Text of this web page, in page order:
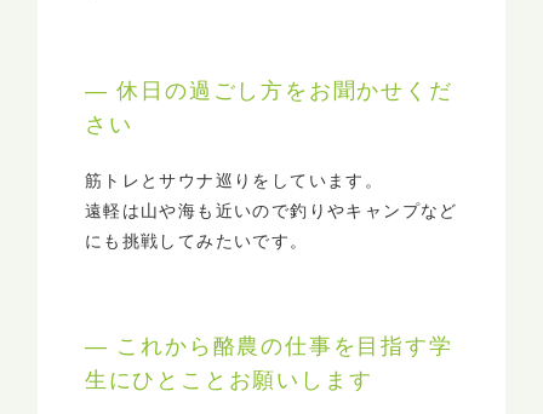
― 休日の過ごし方をお聞かせくだ
さい
筋トレとサウナ巡りをしています。
遠軽は山や海も近いので釣りやキャンプなど
にも挑戦してみたいです。
― これから酪農の仕事を目指す学
生にひとことお願いします